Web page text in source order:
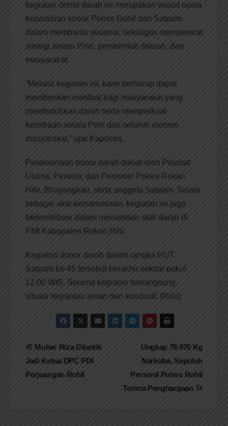
kegiatan donor darah ini merupakan wujud nyata
kepedulian sosial Polres Rohil dan Satpam
dalam membantu sesama, sekaligus mempererat
sinergi antara Polri, pemerintah daerah, dan
masyarakat.
“Melalui kegiatan ini, kami berharap dapat
memberikan manfaat bagi masyarakat yang
membutuhkan darah serta memperkuat
kemitraan antara Polri dan seluruh elemen
masyarakat,” ujar Kapolres.
Pelaksanaan donor darah diikuti oleh Pejabat
Utama, Perwira, dan Personel Polres Rokan
Hilir, Bhayangkari, serta anggota Satpam. Selain
sebagai aksi kemanusiaan, kegiatan ini juga
berkontribusi dalam menambah stok darah di
PMI Kabupaten Rokan Hilir.
Kegiatan donor darah dalam rangka HUT
Satpam ke-45 tersebut berakhir sekitar pukul
12.00 WIB. Selama kegiatan berlangsung,
situasi terpantau aman dan kondusif. (Rilis)
Navigasi
pos
Ungkap 79.970 Kg
Narkoba, Sepuluh
Personil Polres Rohil
Terima Penghargaan
Muhar Riza Dilantik
Jadi Ketua DPC PDI
Perjuangan Rohil